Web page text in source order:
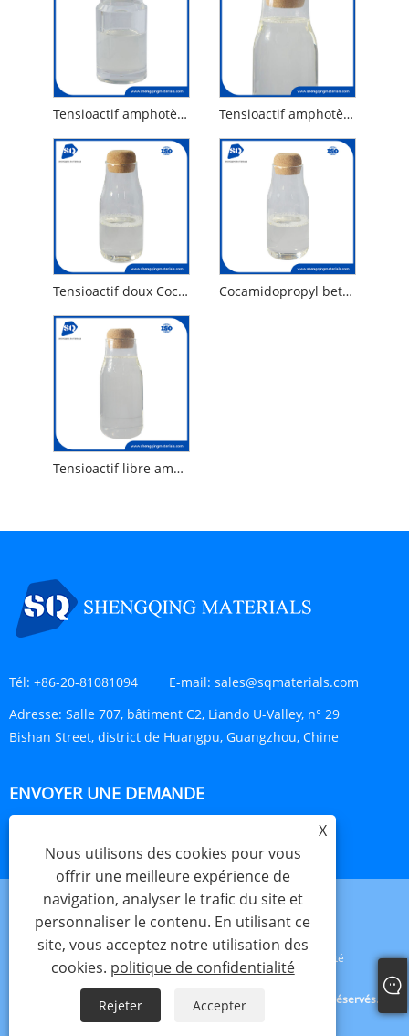
Tensioactif amphotère doux Oxyde de cocamidopropylamine Tensioactif amphotère doux Oxyde de lauramidopropylamine
Tensioactif doux Cocamidopropyl Betaine CAB45 Cocamidopropyl betaïne de CAB35 doux
Tensioactif libre amphotère doux Cocamidopropyl Betaine 30%
Tél: +86-20-81081094 E-mail: sales@sqmaterials.com
Adresse: Salle 707, bâtiment C2, Liando U-Valley, n° 29
Bishan Street, district de Huangpu, Guangzhou, Chine
ENVOYER UNE DEMANDE
Links Sitemap XML politique de confidentialité
Copyright © 2023 Shengqing Materials Co., Ltd. Tous droits réservés.
X
Nous utilisons des cookies pour vous
offrir une meilleure expérience de
navigation, analyser le trafic du site et
personnaliser le contenu. En utilisant ce
site, vous acceptez notre utilisation des
cookies. politique de confidentialité
Rejeter Accepter